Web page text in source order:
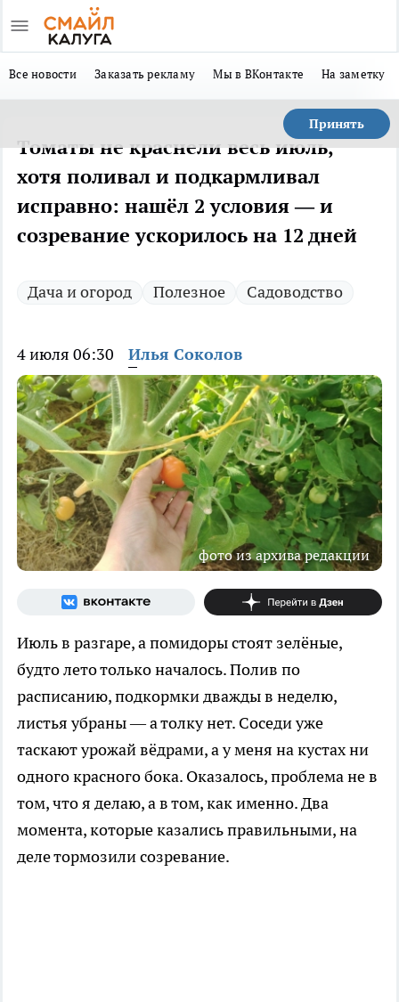
Все новости Заказать рекламу Мы в ВКонтакте На заметку
Принять
Томаты не краснели весь июль,
хотя поливал и подкармливал
исправно: нашёл 2 условия — и
созревание ускорилось на 12 дней
Дача и огород Полезное Садоводство
4 июля 06:30 Илья Соколов
фото из архива редакции
Июль в разгаре, а помидоры стоят зелёные,
будто лето только началось. Полив по
расписанию, подкормки дважды в неделю,
листья убраны — а толку нет. Соседи уже
таскают урожай вёдрами, а у меня на кустах ни
одного красного бока. Оказалось, проблема не в
том, что я делаю, а в том, как именно. Два
момента, которые казались правильными, на
деле тормозили созревание.